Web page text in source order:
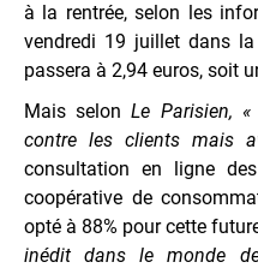
à la rentrée, selon les
vendredi 19 juillet dans
passera à 2,94 euros, soit
Mais selonLe Parisien,
contre les clients mais
consultation en ligne
coopérative de
opté à 88% pour cette
inédit dans le monde